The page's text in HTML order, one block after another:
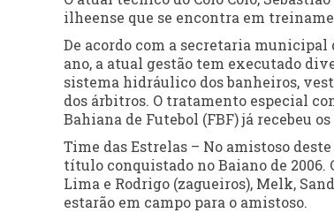
ilheense que se encontra em
De acordo com a secretaria municipal
ano, a atual gestão tem executado
sistema hidráulico dos banheiros,
dos árbitros. O tratamento especial
Bahiana de Futebol (FBF) já recebeu
Time das Estrelas – No amistoso
título conquistado no Baiano de 2006.
Lima e Rodrigo (zagueiros), Melk,
estarão em campo para o amistoso.